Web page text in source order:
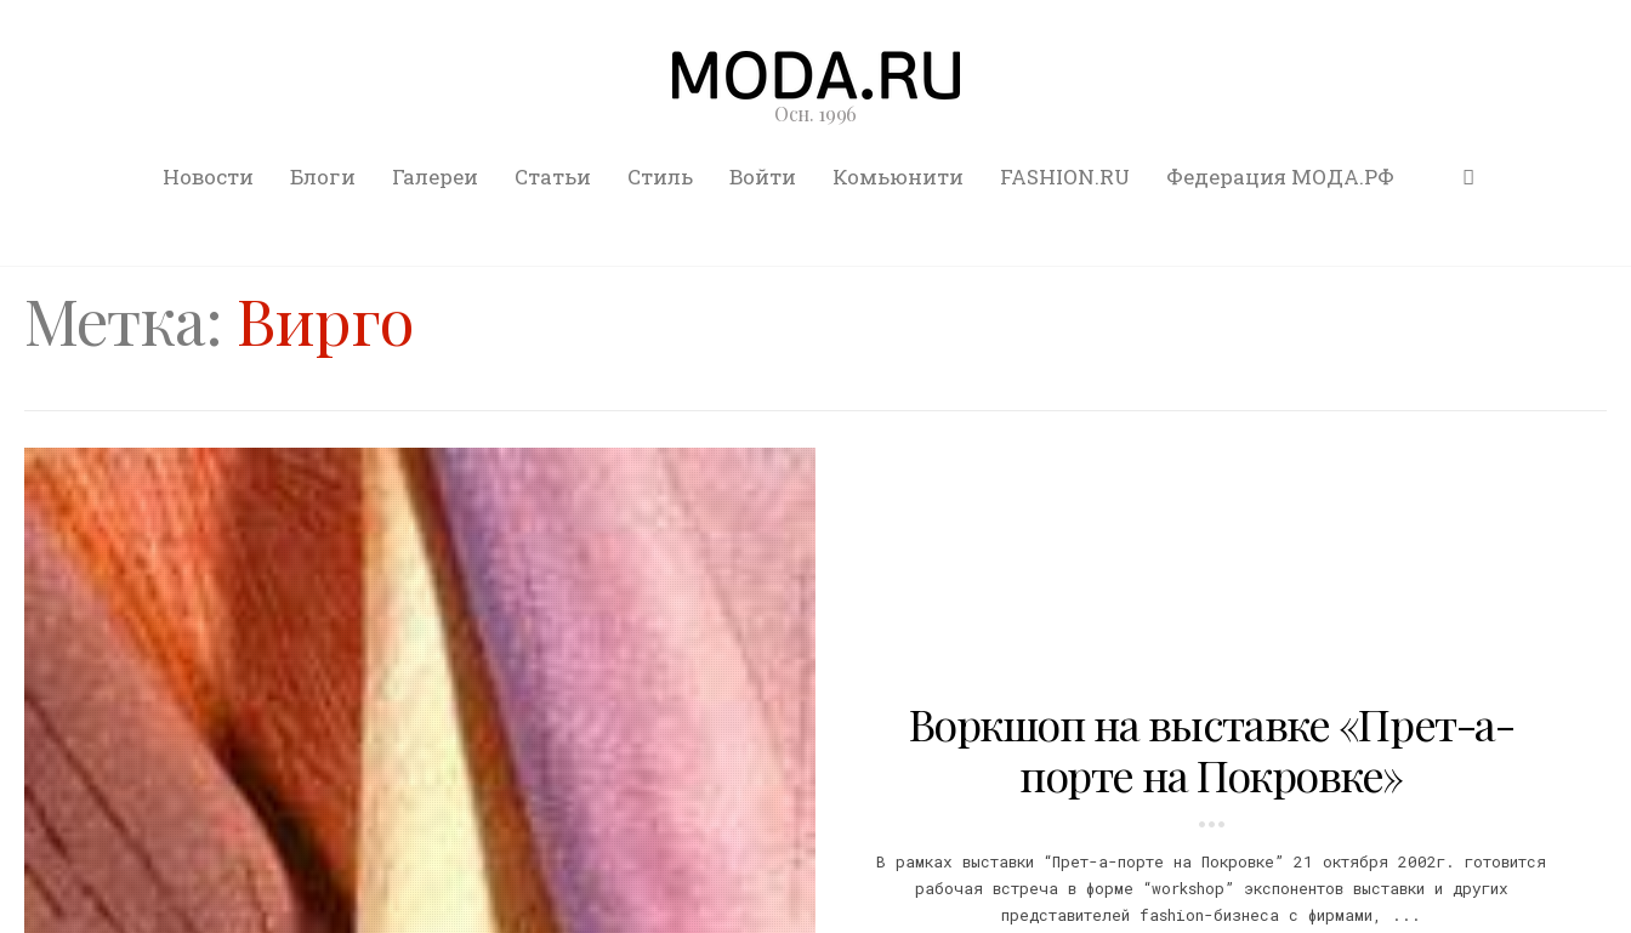
Осн. 1996
Новости Блоги Галереи Статьи Стиль Войти Комьюнити FASHION.RU Федерация МОДА.РФ
Метка: Вирго
Воркшоп на выставке «Прет-а-
порте на Покровке»
В рамках выставки “Прет-а-порте на Покровке” 21 октября 2002г. готовится
рабочая встреча в форме “workshop” экспонентов выставки и других
представителей fashion-бизнеса с фирмами, ...